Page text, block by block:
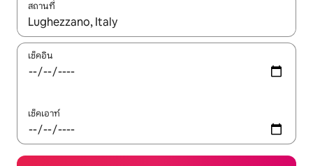
สถานที่
ใช้ลูกศรขึ้นลง หรือใช้การสัมผัสหรือปัด เพื่อสำรวจผลการค้นหา
เช็คอิน
เช็คเอาท์